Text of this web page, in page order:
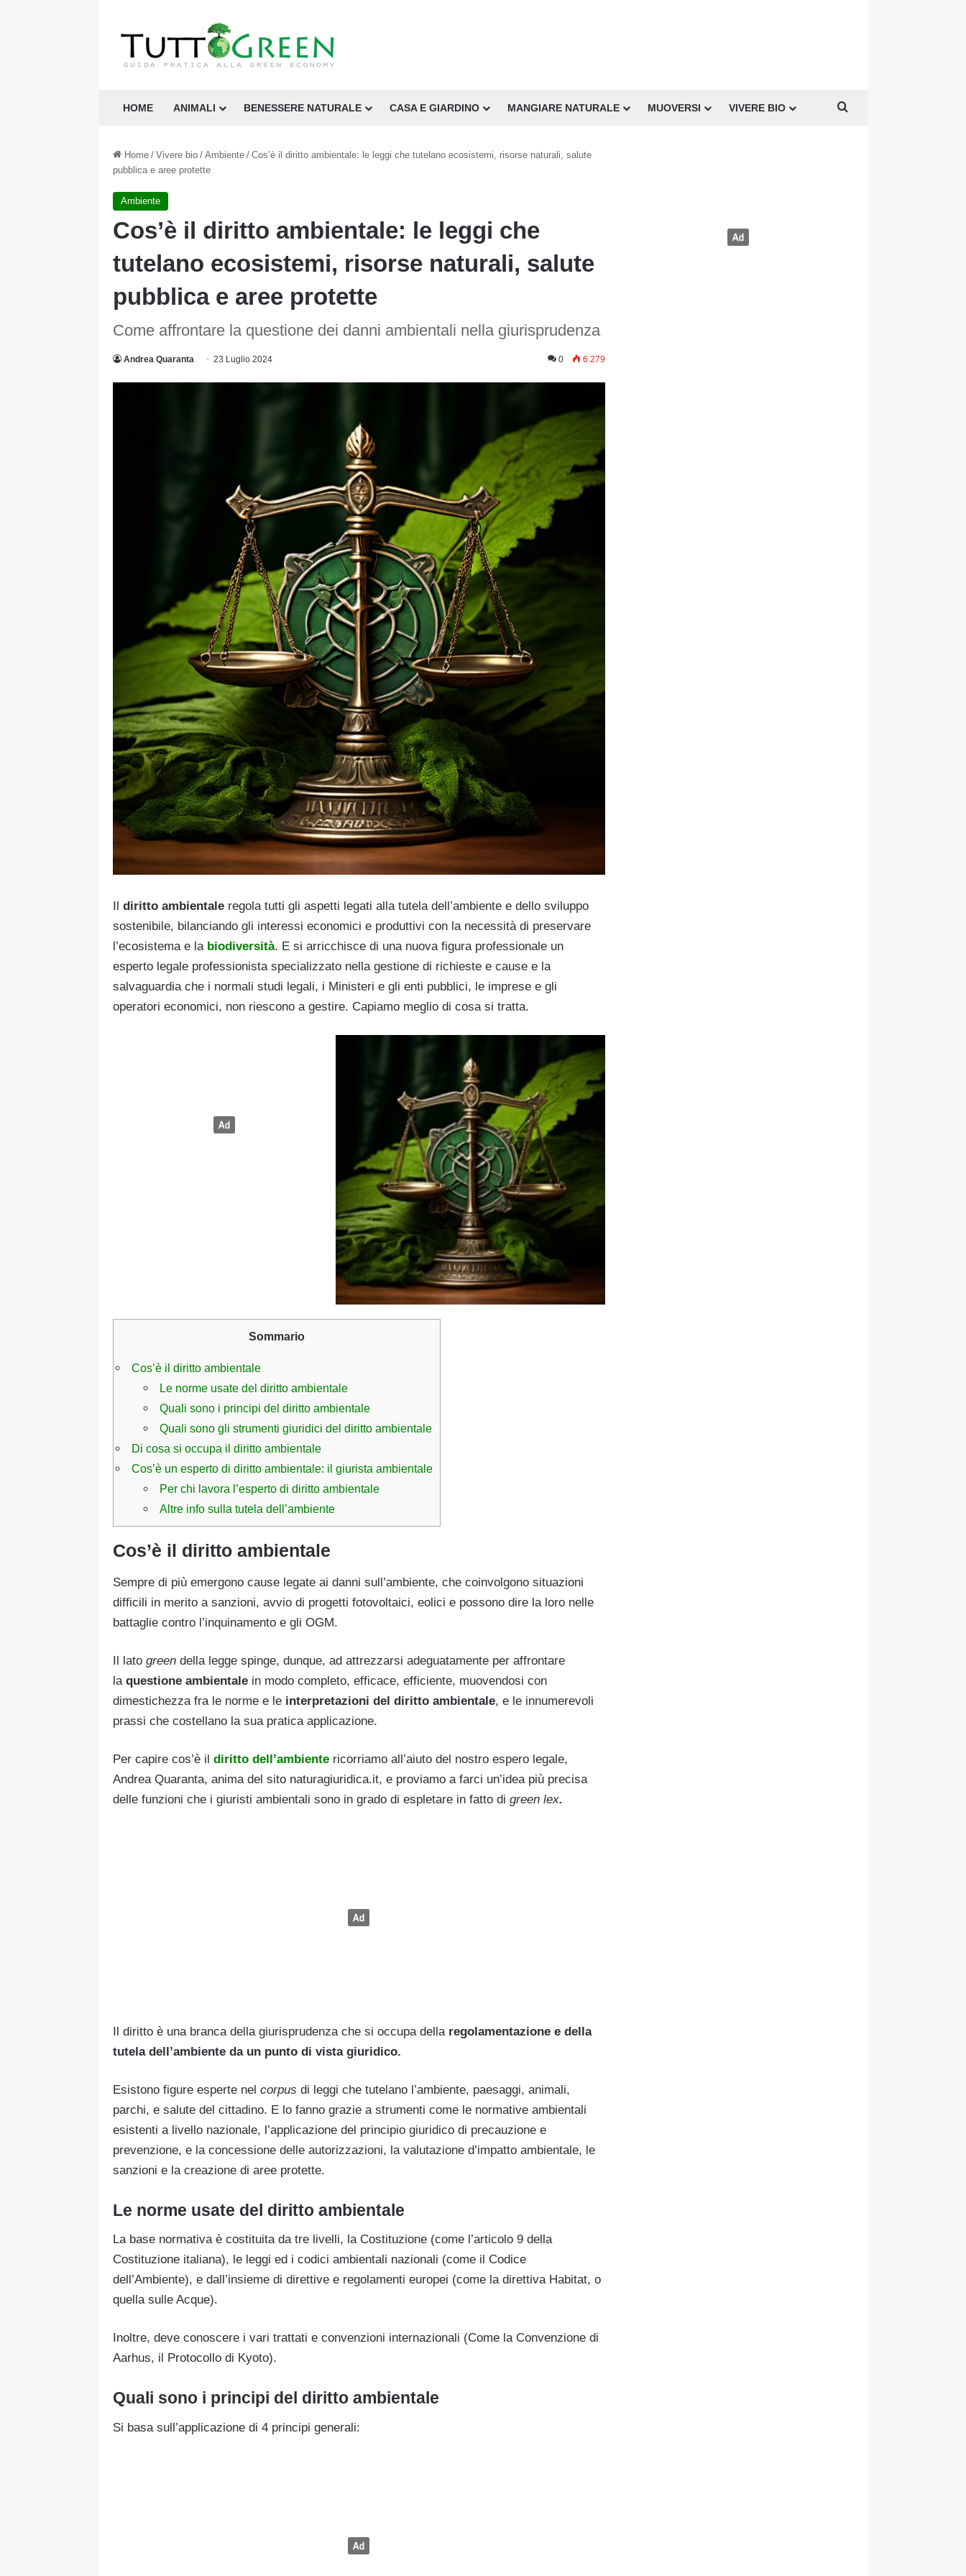
HOME ANIMALI BENESSERE NATURALE CASA E GIARDINO MANGIARE NATURALE MUOVERSI VIVERE BIO
Home / Vivere bio / Ambiente / Cos’è il diritto ambientale: le leggi che tutelano ecosistemi, risorse naturali, salute
pubblica e aree protette
Ambiente
Cos’è il diritto ambientale: le leggi che
tutelano ecosistemi, risorse naturali, salute
pubblica e aree protette
Come affrontare la questione dei danni ambientali nella giurisprudenza
Andrea Quaranta 23 Luglio 2024 0 6.279
diritto ambientale regola tutti gli aspetti legati alla tutela dell’ambiente e dello sviluppo
sostenibile, bilanciando gli interessi economici e produttivi con la necessità di preservare
l’ecosistema e la biodiversità. E si arricchisce di una nuova figura professionale un
esperto legale professionista specializzato nella gestione di richieste e cause e la
salvaguardia che i normali studi legali, i Ministeri e gli enti pubblici, le imprese e gli
operatori economici, non riescono a gestire. Capiamo meglio di cosa si tratta.
Sommario
Cos’è il diritto ambientale
Le norme usate del diritto ambientale
Quali sono i principi del diritto ambientale
Quali sono gli strumenti giuridici del diritto ambientale
Di cosa si occupa il diritto ambientale
Cos’è un esperto di diritto ambientale: il giurista ambientale
Per chi lavora l’esperto di diritto ambientale
Altre info sulla tutela dell’ambiente
Cos’è il diritto ambientale
Sempre di più emergono cause legate ai danni sull’ambiente, che coinvolgono situazioni
difficili in merito a sanzioni, avvio di progetti fotovoltaici, eolici e possono dire la loro nelle
battaglie contro l’inquinamento e gli OGM.
Il lato green della legge spinge, dunque, ad attrezzarsi adeguatamente per affrontare
la questione ambientale in modo completo, efficace, efficiente, muovendosi con
dimestichezza fra le norme e le interpretazioni del diritto ambientale, e le innumerevoli
prassi che costellano la sua pratica applicazione.
Per capire cos’è il diritto dell’ambiente ricorriamo all’aiuto del nostro espero legale,
Andrea Quaranta, anima del sito naturagiuridica.it, e proviamo a farci un’idea più precisa
delle funzioni che i giuristi ambientali sono in grado di espletare in fatto di green lex.
Il diritto è una branca della giurisprudenza che si occupa della regolamentazione e della
tutela dell’ambiente da un punto di vista giuridico.
Esistono figure esperte nel corpus di leggi che tutelano l’ambiente, paesaggi, animali,
parchi, e salute del cittadino. E lo fanno grazie a strumenti come le normative ambientali
esistenti a livello nazionale, l’applicazione del principio giuridico di precauzione e
prevenzione, e la concessione delle autorizzazioni, la valutazione d’impatto ambientale, le
sanzioni e la creazione di aree protette.
Le norme usate del diritto ambientale
La base normativa è costituita da tre livelli, la Costituzione (come l’articolo 9 della
Costituzione italiana), le leggi ed i codici ambientali nazionali (come il Codice
dell’Ambiente), e dall’insieme di direttive e regolamenti europei (come la direttiva Habitat, o
quella sulle Acque).
Inoltre, deve conoscere i vari trattati e convenzioni internazionali (Come la Convenzione di
Aarhus, il Protocollo di Kyoto).
Quali sono i principi del diritto ambientale
Si basa sull’applicazione di 4 principi generali: